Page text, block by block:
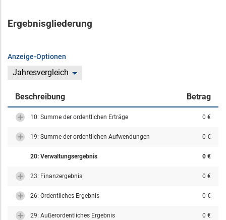
Ergebnisgliederung
Anzeige-Optionen
Jahresvergleich
Beschreibung Betrag
10: Summe der ordentlichen Erträge 0 €
19: Summe der ordentlichen Aufwendungen 0 €
20: Verwaltungsergebnis 0 €
23: Finanzergebnis 0 €
26: Ordentliches Ergebnis 0 €
29: Außerordentliches Ergebnis 0 €